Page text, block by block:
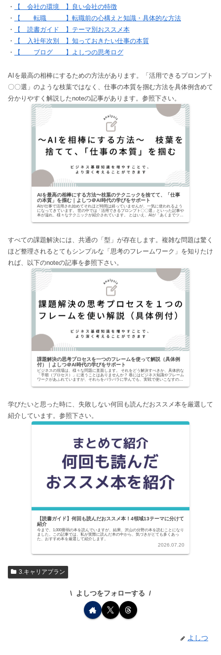
・
【 会社の環境 】良い会社の特徴
・
【 転職 】転職前の心構えと知識・具体的な方法
・
【 読書ガイド 】テーマ別おススメ本
・
【 入社年次別 】知っておきたい仕事の本質
・
【 ブログ 】よしつの思考ログ
AIを最高の相棒にするための方法があります。「活用できるプロンプト
〇〇選」のような枝葉ではなく、仕事の本質を掴む方法を具体例含めて
分かりやすく解説したnoteの記事があります。参照下さい。
AIを最高の相棒にする方法〜枝葉のテクニックを捨てて、「仕事
の本質」を掴む｜よしつ＠AI時代の学びをサポート
AIが仕事で活用され始めてそれほど時間は経っていませんが、一気に使われるよう
になってきています。 世の中では「活用できるプロンプト〇〇選」といった記事や
本が溢れ、様々なテクニックが紹介されています。 とはいえ、AIが「あくまでツー
すべての課題解決には、共通の「型」が存在します。複雑な問題は驚く
ほど整理されるとてもシンプルな「思考のフレームワーク」を知りたけ
れば、以下のnoteの記事を参照下さい。
課題解決の思考プロセスを一つのフレームを使って解説（具体例
付）｜よしつ＠AI時代の学びをサポート
ビジネスの現場は、様々な問題に直面します。 それをどう解決すべきか、具体的な
「手順（プロセス）」に迷うことはありませんか？ 巷にはビジネス知識やフレーム
ワークがあふれていますが、それらをバラバラに学んでも、実戦で使いこなすのは
学びたいと思った時に、失敗しない何回も読んだおススメ本を厳選して
紹介しています。参照下さい。
【読書ガイド】何回も読んだおススメ本！4領域13テーマに分けて
紹介
今まで、1,000冊弱の本を読んでいますが、結果、沢山の分野の本を読むことになり
ました。この記事では、私が実際に読んだ本の中から、気づきがとても多くあっ
た、おすすめ本を厳選して紹介します。
2026.07.20
3.キャリアプラン
よしつをフォローする
よしつ